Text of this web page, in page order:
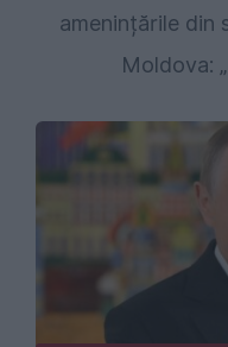
amenințările din
Moldova: